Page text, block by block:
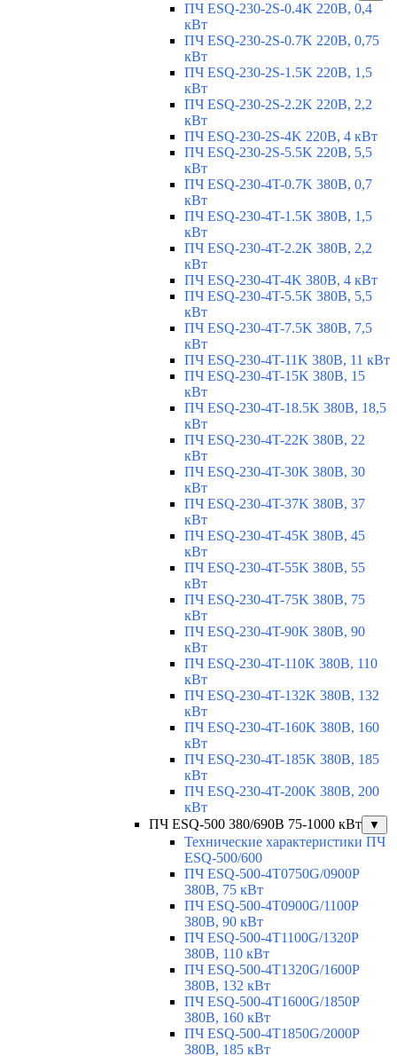
ПЧ ESQ-230-2S-0.4K 220В, 0,4
кВт
ПЧ ESQ-230-2S-0.7K 220В, 0,75
кВт
ПЧ ESQ-230-2S-1.5K 220В, 1,5
кВт
ПЧ ESQ-230-2S-2.2K 220В, 2,2
кВт
ПЧ ESQ-230-2S-4K 220В, 4 кВт
ПЧ ESQ-230-2S-5.5K 220В, 5,5
кВт
ПЧ ESQ-230-4T-0.7K 380В, 0,7
кВт
ПЧ ESQ-230-4T-1.5K 380В, 1,5
кВт
ПЧ ESQ-230-4T-2.2K 380В, 2,2
кВт
ПЧ ESQ-230-4T-4K 380В, 4 кВт
ПЧ ESQ-230-4T-5.5K 380В, 5,5
кВт
ПЧ ESQ-230-4T-7.5K 380В, 7,5
кВт
ПЧ ESQ-230-4T-11K 380В, 11 кВт
ПЧ ESQ-230-4T-15K 380В, 15
кВт
ПЧ ESQ-230-4T-18.5K 380В, 18,5
кВт
ПЧ ESQ-230-4T-22K 380В, 22
кВт
ПЧ ESQ-230-4T-30K 380В, 30
кВт
ПЧ ESQ-230-4T-37K 380В, 37
кВт
ПЧ ESQ-230-4T-45K 380В, 45
кВт
ПЧ ESQ-230-4T-55K 380В, 55
кВт
ПЧ ESQ-230-4T-75K 380В, 75
кВт
ПЧ ESQ-230-4T-90K 380В, 90
кВт
ПЧ ESQ-230-4T-110K 380В, 110
кВт
ПЧ ESQ-230-4T-132K 380В, 132
кВт
ПЧ ESQ-230-4T-160K 380В, 160
кВт
ПЧ ESQ-230-4T-185K 380В, 185
кВт
ПЧ ESQ-230-4T-200K 380В, 200
кВт
ПЧ ESQ-500 380/690В 75-1000 кВт
▼
Технические характеристики ПЧ
ESQ-500/600
ПЧ ESQ-500-4T0750G/0900P
380В, 75 кВт
ПЧ ESQ-500-4T0900G/1100P
380В, 90 кВт
ПЧ ESQ-500-4T1100G/1320P
380В, 110 кВт
ПЧ ESQ-500-4T1320G/1600P
380В, 132 кВт
ПЧ ESQ-500-4T1600G/1850P
380В, 160 кВт
ПЧ ESQ-500-4T1850G/2000P
380В, 185 кВт